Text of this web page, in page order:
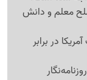
معلم و دانش
در برابر